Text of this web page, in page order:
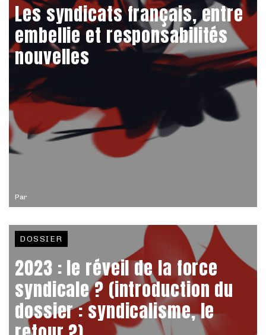
Par
Les syndicats français, entre
embellie et responsabilités
nouvelles
DOSSIER
2023 : le réveil de la force
syndicale ? (introduction du
dossier : syndicalisme, le